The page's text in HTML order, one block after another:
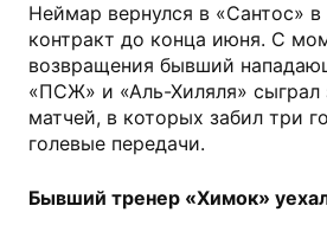
Неймар вернулся в «Сантос» в
контракт до конца июня. C
возвращения бывший
«ПСЖ» и «Аль-Хиляля» сыграл
матчей, в которых забил три
голевые передачи.
Бывший тренер «Химок»